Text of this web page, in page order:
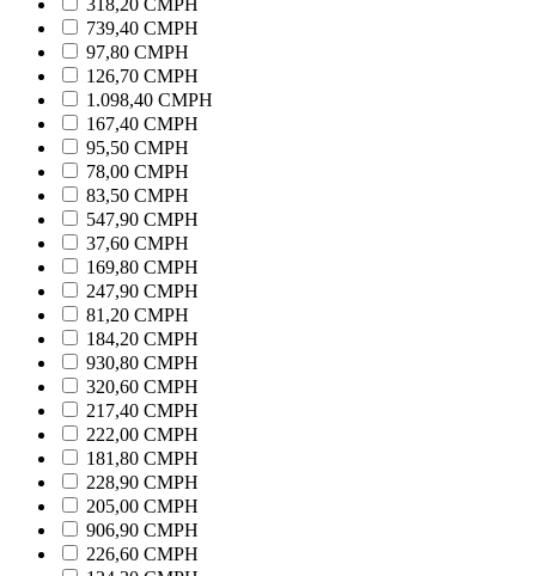
318,20 CMPH
739,40 CMPH
97,80 CMPH
126,70 CMPH
1.098,40 CMPH
167,40 CMPH
95,50 CMPH
78,00 CMPH
83,50 CMPH
547,90 CMPH
37,60 CMPH
169,80 CMPH
247,90 CMPH
81,20 CMPH
184,20 CMPH
930,80 CMPH
320,60 CMPH
217,40 CMPH
222,00 CMPH
181,80 CMPH
228,90 CMPH
205,00 CMPH
906,90 CMPH
226,60 CMPH